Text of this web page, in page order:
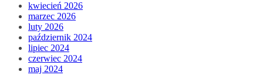
kwiecień 2026
marzec 2026
luty 2026
październik 2024
lipiec 2024
czerwiec 2024
maj 2024